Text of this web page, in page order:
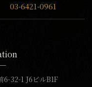
03-6421-0961
6-32-1 J6ビルB1F